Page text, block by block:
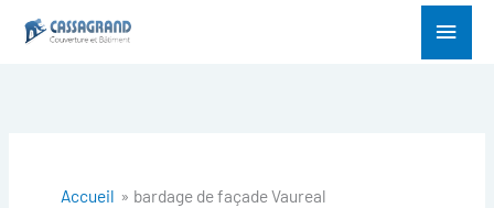
Menu
Accueil bardage de façade Vaureal